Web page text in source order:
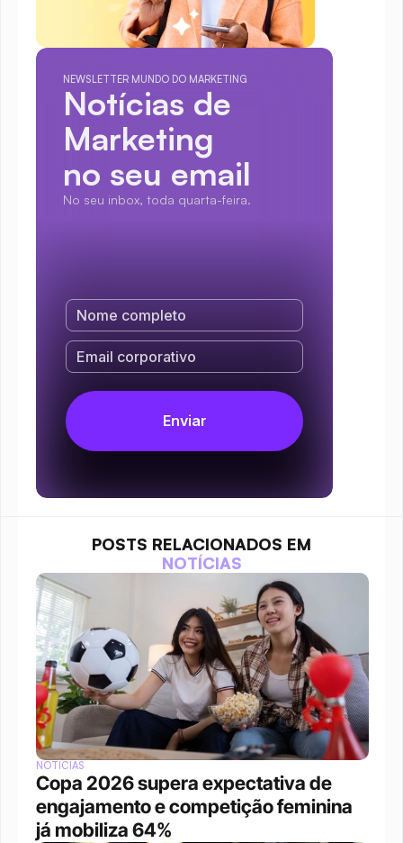
NEWSLETTER MUNDO DO MARKETING
Notícias de
Marketing
no seu email
No seu inbox, toda quarta-feira.
POSTS RELACIONADOS EM
NOTÍCIAS
NOTÍCIAS
Copa 2026 supera expectativa de
engajamento e competição feminina
já mobiliza 64%